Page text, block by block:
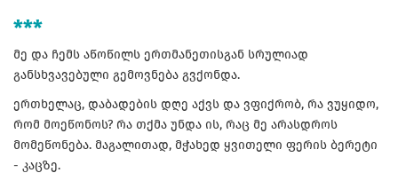
***
მე და ჩემს აწოწილს ერთმანეთისგან სრულიად
განსხვავებული გემოვნება გვქონდა.
ერთხელაც, დაბადების დღე აქვს და ვფიქრობ, რა ვუყიდო,
რომ მოეწონოს? რა თქმა უნდა ის, რაც მე არასდროს
მომეწონება. მაგალითად, მჭახედ ყვითელი ფერის ბერეტი
- კაცზე.